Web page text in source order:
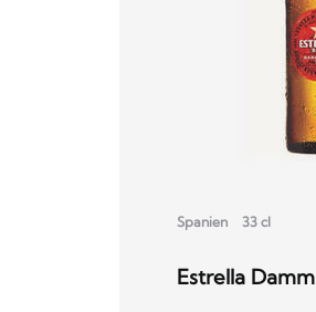
Spanien 33 cl
Estrella Damm